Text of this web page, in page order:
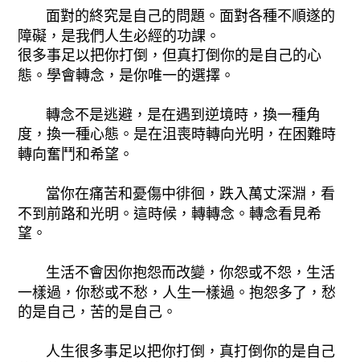
面對的終究是自己的問題。面對各種不順遂的
障礙，是我們人生必經的功課。
很多事足以把你打倒，但真打倒你的是自己的心
態。學會轉念，是你唯一的選擇。
轉念不是逃避，是在遇到逆境時，換一種角
度，換一種心態。是在沮喪時轉向光明，在困難時
轉向奮鬥和希望。
當你在痛苦和憂傷中徘徊，跌入萬丈深淵，看
不到前路和光明。這時候，轉轉念。轉念看見希
望。
生活不會因你抱怨而改變，你怨或不怨，生活
一樣過，你愁或不愁，人生一樣過。抱怨多了，愁
的是自己，苦的是自己。
人生很多事足以把你打倒，真打倒你的是自己